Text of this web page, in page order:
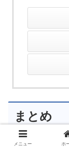
まとめ
メニュー ホ